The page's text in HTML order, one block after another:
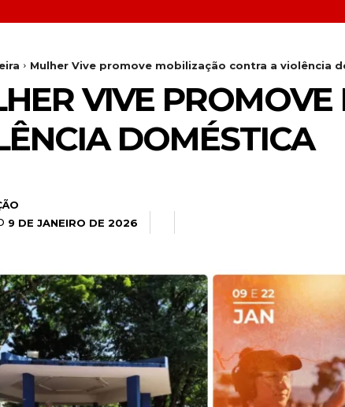
Mulher Vive promove mobilização contra a violência
VIVE
DOMÉSTICA
9 DE JANEIRO DE 2026